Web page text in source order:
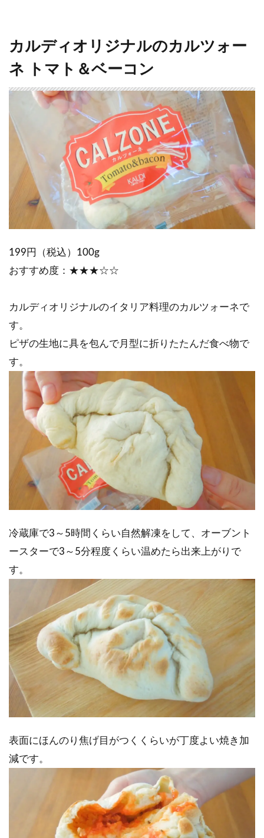
カルディオリジナルのカルツォー
ネ トマト＆ベーコン
199円（税込）100g
おすすめ度：★★★☆☆
カルディオリジナルのイタリア料理のカルツォーネで
す。
ピザの生地に具を包んで月型に折りたたんだ食べ物で
す。
冷蔵庫で3～5時間くらい自然解凍をして、オーブント
ースターで3～5分程度くらい温めたら出来上がりで
す。
表面にほんのり焦げ目がつくくらいが丁度よい焼き加
減です。